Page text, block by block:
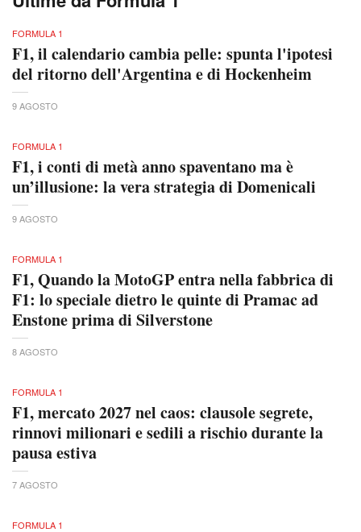
FORMULA 1
F1, il calendario cambia pelle: spunta l'ipotesi
del ritorno dell'Argentina e di Hockenheim
9 AGOSTO
FORMULA 1
F1, i conti di metà anno spaventano ma è
un’illusione: la vera strategia di Domenicali
9 AGOSTO
FORMULA 1
F1, Quando la MotoGP entra nella fabbrica di
F1: lo speciale dietro le quinte di Pramac ad
Enstone prima di Silverstone
8 AGOSTO
FORMULA 1
F1, mercato 2027 nel caos: clausole segrete,
rinnovi milionari e sedili a rischio durante la
pausa estiva
7 AGOSTO
FORMULA 1